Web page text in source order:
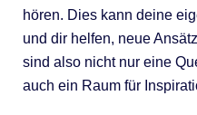
hören. Dies kann deine
und dir helfen, neue
sind also nicht nur eine
auch ein Raum für